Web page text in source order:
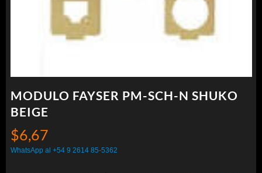
MODULO FAYSER PM-SCH-N SHUKO
BEIGE
$6,67
WhatsApp al +54 9 2614 85-5362